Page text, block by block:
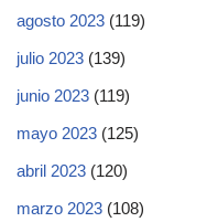
agosto 2023 (119)
julio 2023 (139)
junio 2023 (119)
mayo 2023 (125)
abril 2023 (120)
marzo 2023 (108)